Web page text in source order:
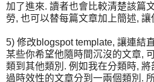
加了進來. 讀者也會比較清楚該篇
勞, 也可以替每篇文章加上簡述,
5) 修改blogspot template, 讓連結
某些你希望他隨時間沉沒的文章,
類到其他類別. 例如我在分類時,
過時效性的文章分到一兩個類別.